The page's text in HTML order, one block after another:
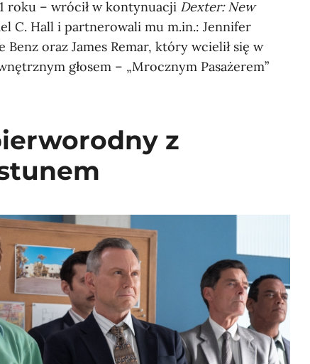
roku – wrócił w kontynuacji Dexter: New
C. Hall i partnerowali mu m.in.: Jennifer
Benz oraz James Remar, który wcielił się w
głosem – „Mrocznym Pasażerem”
z